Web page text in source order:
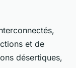
et de
désertiques,